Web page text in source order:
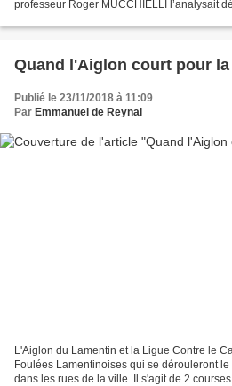
professeur Roger MUCCHIELLI l’analysait
Quand l'Aiglon court pour
Publié le 23/11/2018 à 11:09
Par Emmanuel de Reynal
L'Aiglon du Lamentin et la Ligue Contre le
Foulées Lamentinoises qui se dérouleront
dans les rues de la ville. Il s'agit de 2